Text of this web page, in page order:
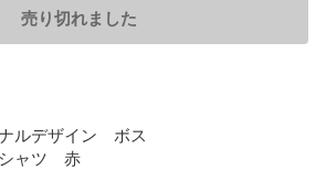
売り切れました
ルデザイン　ボス
ャツ　赤